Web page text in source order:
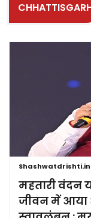
Shashwatdrishti.in
महतारी वंदन
जीवन में आया